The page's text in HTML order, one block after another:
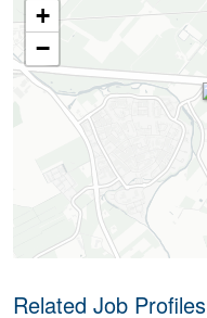
+
−
Related Job Profiles